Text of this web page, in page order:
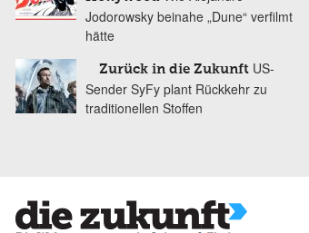
Jodorowsky beinahe „Dune“ verfilmt
hätte
Zurück in die Zukunft US-
Sender SyFy plant Rückkehr zu
traditionellen Stoffen